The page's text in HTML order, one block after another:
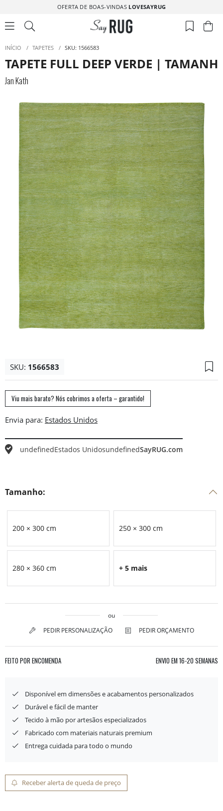
OFERTA DE BOAS-VINDAS LOVESAYRUG
INÍCIO / TAPETES / SKU: 1566583
TAPETE FULL DEEP VERDE |
Jan Kath
SKU: 1566583
Viu mais barato? Nós cobrimos a oferta – garantido!
Envia para:
undefinedEstados UnidosundefinedSayRUG.com
Tamanho:
200 × 300 cm 250 × 300 cm
280 × 360 cm + 5 mais
ou
PEDIR PERSONALIZAÇÃO
PEDIR ORÇAMENTO
FEITO POR ENCOMENDA ENVIO EM 16-20 SEMANAS
Disponível em dimensões e acabamentos personalizados
Durável e fácil de manter
Tecido à mão por artesãos especializados
Fabricado com materiais naturais premium
Entrega cuidada para todo o mundo
Receber alerta de queda de preço